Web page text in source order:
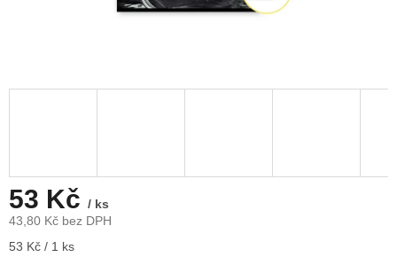
53 Kč / ks
43,80 Kč bez DPH
Měrná
53 Kč / 1 ks